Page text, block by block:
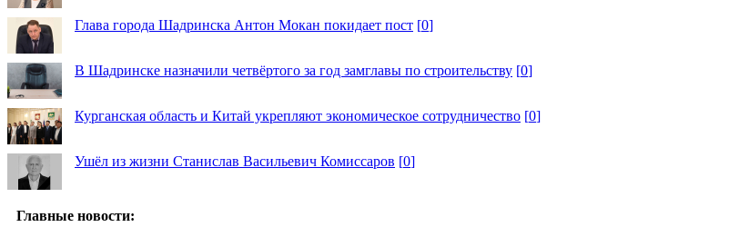
Глава города Шадринска Антон Мокан покидает пост [0]
В Шадринске назначили четвёртого за год замглавы по строительству [0]
Курганская область и Китай укрепляют экономическое сотрудничество [0]
Ушёл из жизни Станислав Васильевич Комиссаров [0]
Главные новости: